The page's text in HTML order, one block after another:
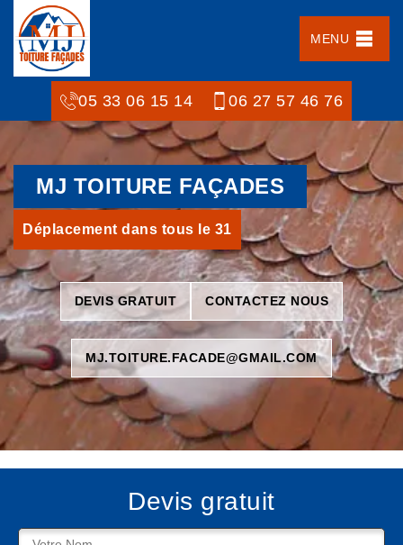
MENU
05 33 06 15 14 06 27 57 46 76
MJ TOITURE FAÇADES
Déplacement dans tous le 31
DEVIS GRATUIT CONTACTEZ NOUS
MJ.TOITURE.FACADE@GMAIL.COM
Devis gratuit